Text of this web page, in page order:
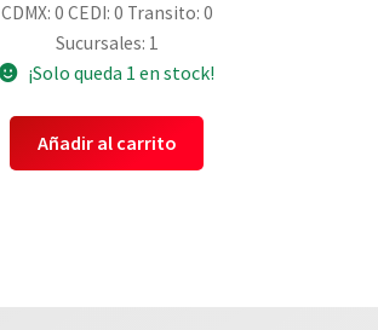
CDMX: 0 CEDI: 0 Transito: 0
Sucursales: 1
¡Solo queda 1 en stock!
Añadir al carrito